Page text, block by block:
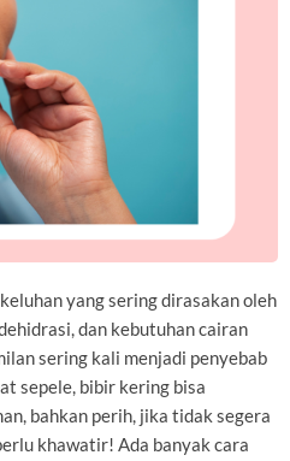
yang sering dirasakan oleh
dan kebutuhan cairan
sering kali menjadi penyebab
sepele, bibir kering bisa
bahkan perih, jika tidak segera
khawatir! Ada banyak cara